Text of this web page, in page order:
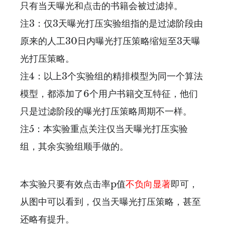
只有当天曝光和点击的书籍会被过滤掉。
注3：仅3天曝光打压实验组指的是过滤阶段由
原来的人工30日内曝光打压策略缩短至3天曝
光打压策略。
注4：以上3个实验组的精排模型为同一个算法
模型，都添加了6个用户书籍交互特征，他们
只是过滤阶段的曝光打压策略周期不一样。
注5：本实验重点关注仅当天曝光打压实验
组，其余实验组顺手做的。
本实验只要有效点击率p值不负向显著即可，
从图中可以看到，仅当天曝光打压策略，甚至
还略有提升。